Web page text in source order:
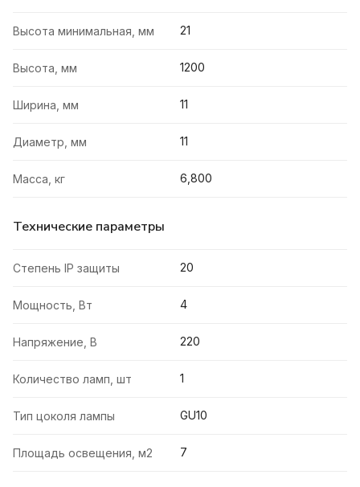
Высота минимальная, мм 21
Высота, мм 1200
Ширина, мм 11
Диаметр, мм 11
Масса, кг 6,800
Технические параметры
Степень IP защиты 20
Мощность, Вт 4
Напряжение, В 220
Количество ламп, шт 1
Тип цоколя лампы GU10
Площадь освещения, м2 7